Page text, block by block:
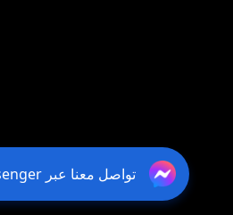
تواصل معنا عبر Messenger